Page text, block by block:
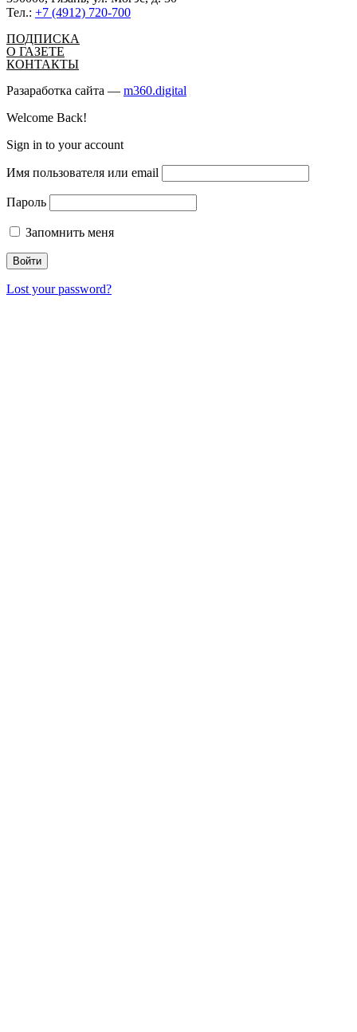
Тел.: +7 (4912) 720-700
ПОДПИСКА
О ГАЗЕТЕ
КОНТАКТЫ
Разаработка сайта — m360.digital
Welcome Back!
Sign in to your account
Имя пользователя или email
Пароль
Запомнить меня
Lost your password?